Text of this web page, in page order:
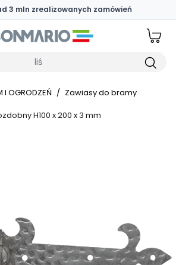
strony
3 mln zrealizowanych zamówień
I OGRODZEŃ / Zawiasy do bramy
H100 x 200 x 3 mm